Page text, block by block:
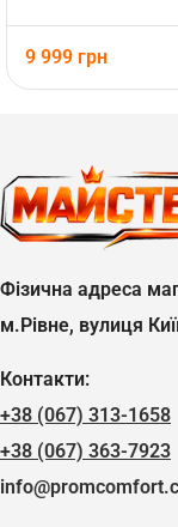
9 999 грн
Фізична адреса
м.Рівне, вулиця
Контакти:
+38 (067) 313-1658
+38 (067) 363-7923